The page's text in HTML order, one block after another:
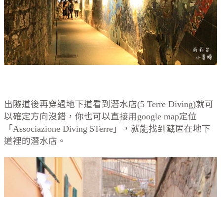
出隧道後再穿過地下道看到潛水店(5 Terre Diving)就可
以確定方向沒錯，你也可以直接用google map定位
「Associazione Diving 5Terre」，就能找到藏匿在地下
道裡的潛水店。